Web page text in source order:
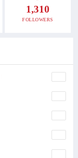
1,310
FOLLOWERS